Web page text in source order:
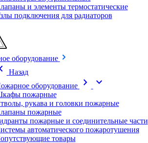
и элементы термостатические
подключения для радиаторов
оборудование
Назад
оборудование
chevron_right expand_more
пожарные
рукава и головки пожарные
пожарные
пожарные и соединительные части
автоматического пожаротушения
товары